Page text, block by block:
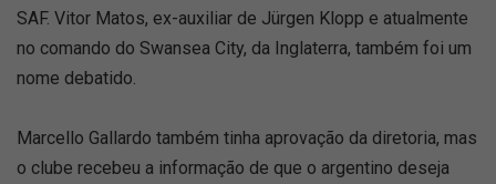
SAF. Vitor Matos, ex-auxiliar de Jürgen Klopp e atualmente
no comando do Swansea City, da Inglaterra, também foi um
nome debatido.
Marcello Gallardo também tinha aprovação da diretoria, mas
o clube recebeu a informação de que o argentino deseja